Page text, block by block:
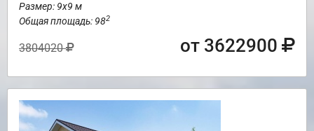
Размер: 9х9 м
Общая площадь: 982
3804020 от 3622900